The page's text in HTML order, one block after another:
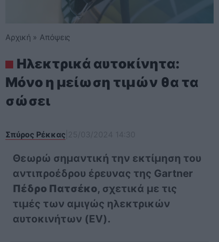
Αρχική » Απόψεις
Ηλεκτρικά αυτοκίνητα:
Μόνο η μείωση τιμών θα τα
σώσει
Σπύρος Ρέκκας
Θεωρώ σημαντική την εκτίμηση του
αντιπροέδρου έρευνας της Gartner
Πέδρο Πατσέκο, σχετικά με τις
τιμές των αμιγώς ηλεκτρικών
αυτοκινήτων (EV).